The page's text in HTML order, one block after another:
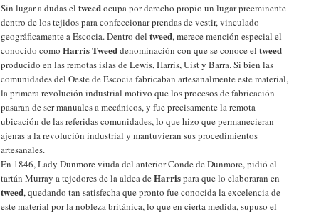
Sin lugar a dudas el tweedocupa por derecho propio un lugar preeminente
dentro de los tejidos para confeccionar prendas de vestir, vinculado
geográficamente a Escocia. Dentro del tweed, merece mención especial el
conocido como Harris Tweeddenominación con que se conoce el tweed
producido en las remotas islas de Lewis, Harris, Uist y Barra. Si bien las
comunidades del Oeste de Escocia fabricaban artesanalmente este material,
la primera revolución industrial motivo que los procesos de fabricación
pasaran de ser manuales a mecánicos, y fue precisamente la remota
ubicación de las referidas comunidades, lo que hizo que permanecieran
ajenas a la revolución industrial y mantuvieran sus procedimientos
artesanales.
En 1846, Lady Dunmore viuda del anterior Conde de Dunmore, pidió el
tartán Murray a tejedores de la aldea deHarrispara que lo elaboraran en
tweed, quedando tan satisfecha que pronto fue conocida la excelencia de
este material por la nobleza británica, lo que en cierta medida, supuso el